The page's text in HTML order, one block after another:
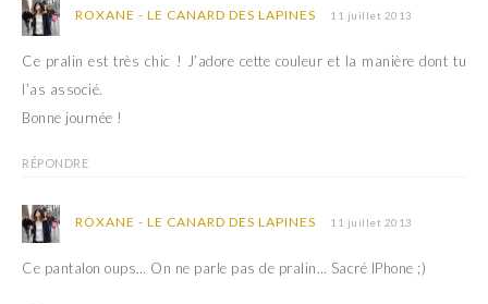
ROXANE - LE CANARD DES LAPINES 11 juillet 2013
Ce pralin est très chic ! J’adore cette couleur et la manière dont tu
l’as associé.
Bonne journée !
RÉPONDRE
ROXANE - LE CANARD DES LAPINES 11 juillet 2013
Ce pantalon oups… On ne parle pas de pralin… Sacré IPhone ;)